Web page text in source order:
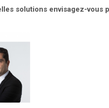
solutions envisagez-vous